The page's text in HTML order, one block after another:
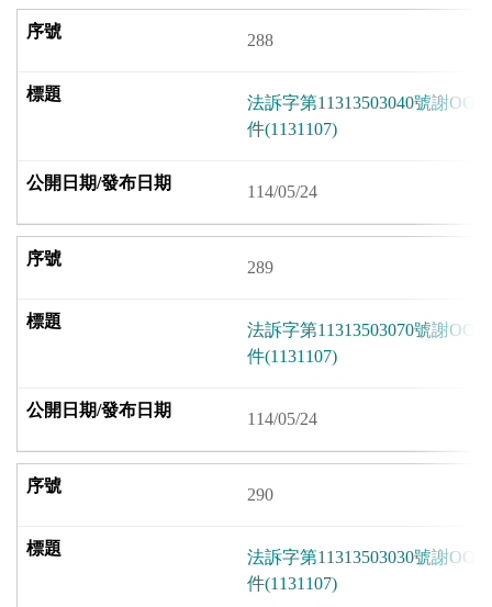
288
法訴字第11313503040號謝OO
件(1131107)
114/05/24
289
法訴字第11313503070號謝OO
件(1131107)
114/05/24
290
法訴字第11313503030號謝OO
件(1131107)